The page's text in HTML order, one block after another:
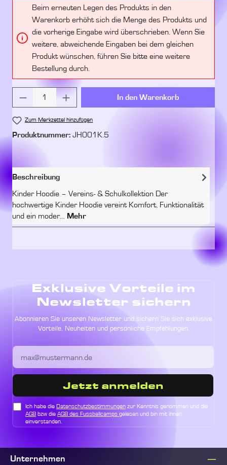
Beim erneuten Legen des Produkts in den
Warenkorb erhöht sich die Menge des Produkts und
die vorherige Eingabe wird überschrieben. Wenn Sie
weitere, abweichende Eingaben bei dem gleichen
Produkt wünschen, führen Sie bitte eine weitere
Bestellung durch.
Produkt Anzahl: Gib den gewünschten Wert
In den Warenkorb
Zum Merkzettel hinzufügen
Produktnummer: JH001K.5
Beschreibung
Kinder Hoodie – Vereins- & Schulkollektion Der
hochwertige Kinder Hoodie vereint Komfort, Funktionalität
und ein moder… Mehr
Exklusive Vorteile im
Newsletter sichern
Abonnieren Sie unseren Newsletter und sichern Sie sich exklusive
Vorteile, Neuheiten und persönliche Empfehlungen.
Jetzt anmelden
Ich habe die Datenschutzbestimmungen zur Kenntnis genommen und die
AGB bzw die AGB des Fussballcamps gelesen und bin mit ihnen
einverstanden.
Unternehmen